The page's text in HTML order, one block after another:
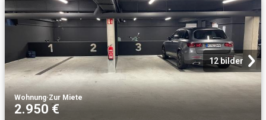
12 bilder
Wohnung·Zur Miete
2.950 €